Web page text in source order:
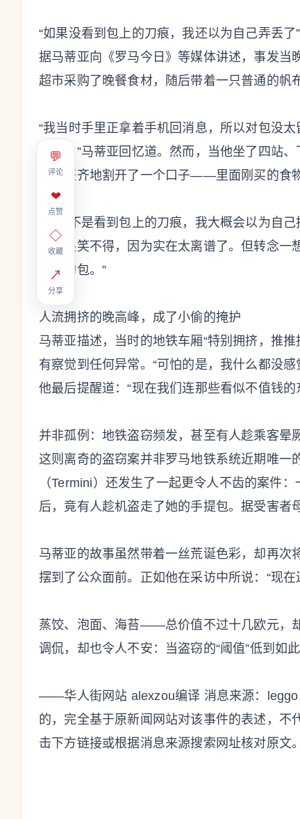
💬
评论
❤
点赞
◇
收藏
↗
分享
“如果没看到包上的刀痕，我还以为自己弄丢了”
据马蒂亚向《罗马今日》等媒体讲述，事发当
超市采购了晚餐食材，随后带着一只普通的帆
“我当时手里正拿着手机回消息，所以对包没
东西。”马蒂亚回忆道。然而，当他坐了四站
利器整齐地割开了一个口子——里面刚买的食
“如果不是看到包上的刀痕，我大概会以为自
让人哭笑不得，因为实在太离谱了。但转念
开你的包。”
人流拥挤的晚高峰，成了小偷的掩护
马蒂亚描述，当时的地铁车厢“特别拥挤，推
有察觉到任何异常。“可怕的是，我什么都没
他最后提醒道：“现在我们连那些看似不值钱
并非孤例：地铁盗窃频发，甚至有人趁乘客晕
这则离奇的盗窃案并非罗马地铁系统近期唯一
（Termini）还发生了一起更令人不齿的案件
后，竟有人趁机盗走了她的手提包。据受害者
马蒂亚的故事虽然带着一丝荒诞色彩，却再次
摆到了公众面前。正如他在采访中所说：“现
蒸饺、泡面、海苔——总价值不过十几欧元，
调侃，却也令人不安：当盗窃的“阈值”低到如
——华人街网站 alexzou编译 消息来源：
的，完全基于原新闻网站对该事件的表述，不
击下方链接或根据消息来源搜索网址核对原文